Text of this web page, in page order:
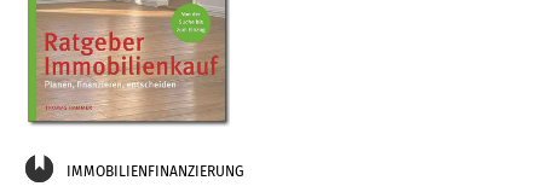
IMMOBILIENFINANZIERUNG